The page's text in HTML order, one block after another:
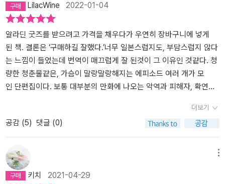
LilacWine 2022-01-04
알라딘 굿즈를 받으려고 가격을 채우다가 우연히 장바구니에 넣게
된 책. 결론은 ‘구매하길 잘했다.’너무 일본스럽지도, 부담스럽지 않다
는 느낌이 들었는데 번역이 매끄럽게 잘 된것이 그 이유인 것같다. 청
량한 청춘물같은, 가슴이 말랑말랑해지는 에피소드 여러 개가 모
인 단편집이다. 보통 대부분의 만화에 나오는 악역과 피해자, 확연
는 모든 캐릭터들이 사랑스럽다. 첫 챕터 ‘귀여운 애’를 볼땐 BL물인
가 싶었는데, 청소년들의 우정을 그린 내용이었다.(아님 라이트해
서 내가 눈치못 챈 것일수도…)사랑과 우정사이같은 느낌의 내용
이 전반적으로 아우르고 있어 가볍게, 기분좋게 보기 좋은 책이
다. 큰 사건이나 특별한 에피소드가 나오는 것은 아닌데, 뭔가 특별함
을 느끼게하는 만화이다. 은은하게 웃음을 주는 웃음포인트도, 너
더보기
공감 (5) 댓글 (0)
키치 2021-04-29